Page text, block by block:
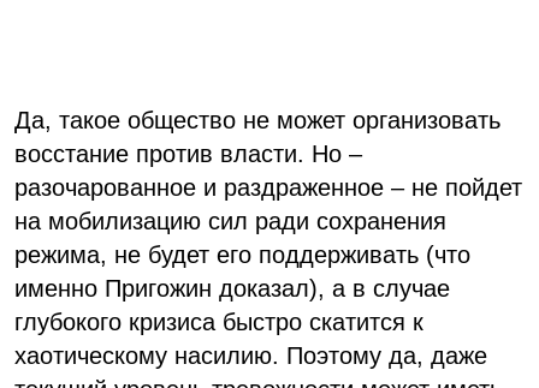
Да, такое общество не может организовать
восстание против власти. Но –
разочарованное и раздраженное – не пойдет
на мобилизацию сил ради сохранения
режима, не будет его поддерживать (что
именно Пригожин доказал), а в случае
глубокого кризиса быстро скатится к
хаотическому насилию. Поэтому да, даже